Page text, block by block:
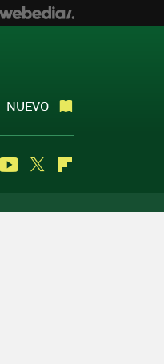
NUEVO
InstagramYoutube
Twitter